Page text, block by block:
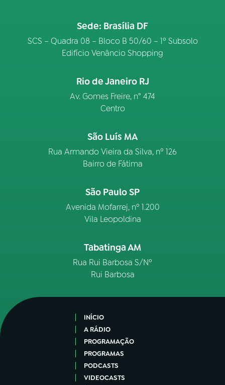
Sede: Brasília DF
SCS – Quadra 08 – Bloco B 50/60 – 1º Subsolo
Edifício Venâncio Shopping
Rio de Janeiro RJ
Av. Gomes Freire, n° 474
Centro
São Luís MA
Rua Armando Vieira da Silva, nº 126
Bairro de Fátima
São Paulo SP
Avenida Mofarrej, nº 1.200
Vila Leopoldina
Tabatinga AM
Rua Rui Barbosa S/Nº
Rui Barbosa
INÍCIO
A RÁDIO
PROGRAMAÇÃO
PROGRAMAS
PODCASTS
VIDEOCASTS